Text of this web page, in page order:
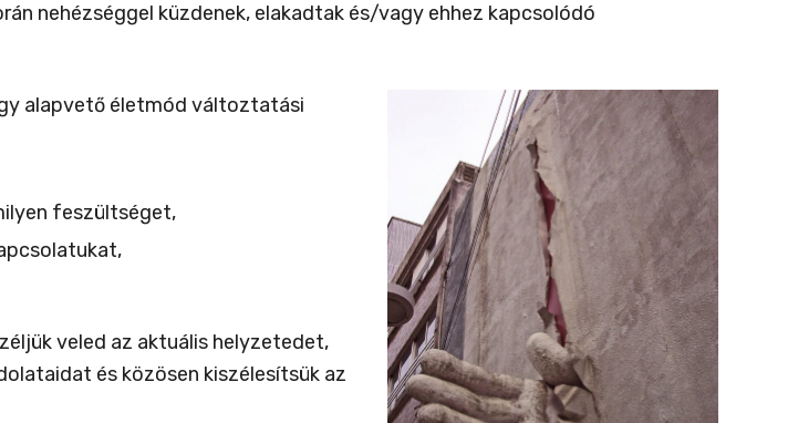
nehézséggel küzdenek, elakadtak és/vagy ehhez kapcsolódó
alapvető életmód változtatási
feszültséget,
veled az aktuális helyzetedet,
és közösen kiszélesítsük az